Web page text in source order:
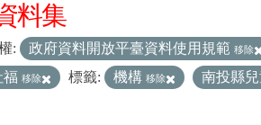
料集
: 政府資料開放平臺資料使用規範 移除
福 移除 標籤: 機構 移除
南投縣